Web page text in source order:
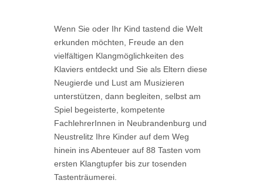
Wenn Sie oder Ihr Kind tastend die Welt
erkunden möchten, Freude an den
vielfältigen Klangmöglichkeiten des
Klaviers entdeckt und Sie als Eltern diese
Neugierde und Lust am Musizieren
unterstützen, dann begleiten, selbst am
Spiel begeisterte, kompetente
FachlehrerInnen in Neubrandenburg und
Neustrelitz Ihre Kinder auf dem Weg
hinein ins Abenteuer auf 88 Tasten vom
ersten Klangtupfer bis zur tosenden
Tastenträumerei.